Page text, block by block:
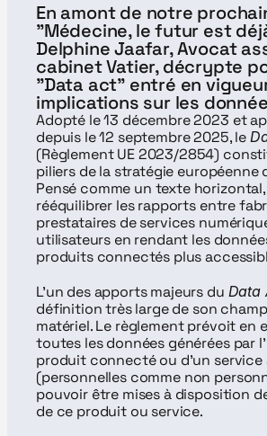
En amont de notre
"Médecine, le futur est
Delphine Jaafar, Avocat
cabinet Vatier, décrypte
"Data act" entré en
implications sur les
Adopté le 13 décembre 2023 et
depuis le 12 septembre 2025, le
(Règlement UE 2023/2854)
piliers de la stratégie européenne
Pensé comme un texte horizontal,
rééquilibrer les rapports entre
prestataires de services
utilisateurs en rendant les
produits connectés plus
L’un des apports majeurs du Data
définition très large de son
matériel. Le règlement prévoit en
toutes les données générées par
produit connecté ou d’un service
(personnelles comme non
pouvoir être mises à disposition
de ce produit ou service.